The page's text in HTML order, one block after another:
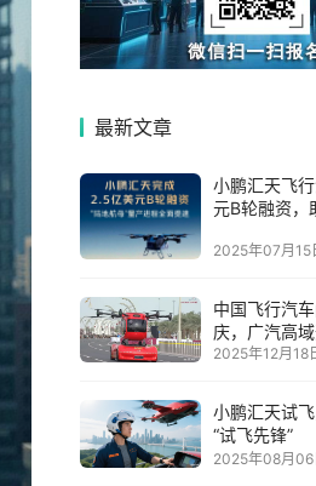
最新文章
小鹏汇天飞
元B轮融资，
2025年07月15
中国飞行汽
庆，广汽高
球布局新篇章
2025年12月18
小鹏汇天试
“试飞先锋”
2025年08月06